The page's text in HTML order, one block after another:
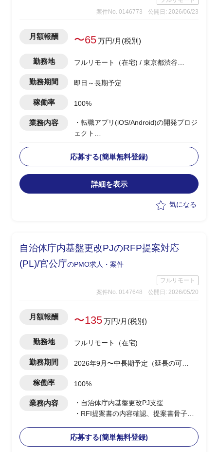
→調査自体は、あまり難易度は高くな
く、地道なディスクトップ調査がメイン
・基幹システムを含めたシステム領域
は、弊社コンサル担当がおり、双方で連
いく
・CRM構想として期待されているポイン
トは、OMO機能、EC機能、MA&CDP活
用によるパーソナライズCRMなど
案件No. 0146773
公開日: 2026/06/23
月額報酬 〜65万円/月(税別)
勤務地
フルリモート（在宅) / 東京都渋谷区
勤務期間 即日～長期予定
稼働率 100%
業務内容
・転職アプリ(iOS/Android)の開発プロジ
ェクト
・PMサポートとして、以下の業務を実
施予定
-開発チームの作業・進捗管理(Backlog
等)および開発・リリース計画の立案
の可能性あり(0.5工数×2など)
応募する(簡単無料登録)
詳細を表示
気になる
自治体庁内基盤更改PJのRFP提案対応
(PL)/官公庁のPMO求人・案件
フルリモート
案件No. 0147648
公開日: 2026/05/20
月額報酬 〜135万円/月(税別)
勤務地 フルリモート（在宅)
勤務期間
2026年9月〜中長期予定（延長の可能
稼働率 100%
業務内容
・自治体庁内基盤更改PJ支援
・RFI提案書の内容確認、提案書骨子検
・提案書の執筆・編集・確認、取りまと
めを実施
応募する(簡単無料登録)